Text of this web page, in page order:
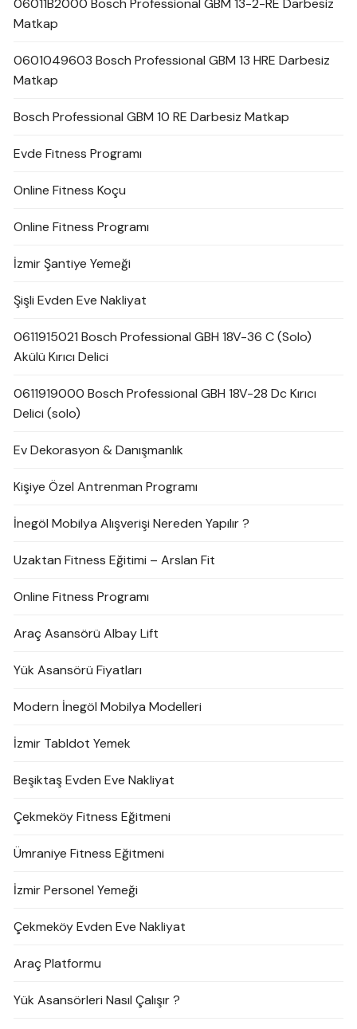
06011B2000 Bosch Professional GBM 13-2-RE Darbesiz
Matkap
0601049603 Bosch Professional GBM 13 HRE Darbesiz
Matkap
Bosch Professional GBM 10 RE Darbesiz Matkap
Evde Fitness Programı
Online Fitness Koçu
Online Fitness Programı
İzmir Şantiye Yemeği
Şişli Evden Eve Nakliyat
0611915021 Bosch Professional GBH 18V-36 C (Solo)
Akülü Kırıcı Delici
0611919000 Bosch Professional GBH 18V-28 Dc Kırıcı
Delici (solo)
Ev Dekorasyon & Danışmanlık
Kişiye Özel Antrenman Programı
İnegöl Mobilya Alışverişi Nereden Yapılır ?
Uzaktan Fitness Eğitimi – Arslan Fit
Online Fitness Programı
Araç Asansörü Albay Lift
Yük Asansörü Fiyatları
Modern İnegöl Mobilya Modelleri
İzmir Tabldot Yemek
Beşiktaş Evden Eve Nakliyat
Çekmeköy Fitness Eğitmeni
Ümraniye Fitness Eğitmeni
İzmir Personel Yemeği
Çekmeköy Evden Eve Nakliyat
Araç Platformu
Yük Asansörleri Nasıl Çalışır ?